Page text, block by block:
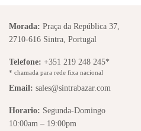
Morada: Praça da República 37,
2710-616 Sintra, Portugal
Telefone: +351 219 248 245*
* chamada para rede fixa nacional
Email: sales@sintrabazar.com
Horario: Segunda-Domingo
10:00am – 19:00pm